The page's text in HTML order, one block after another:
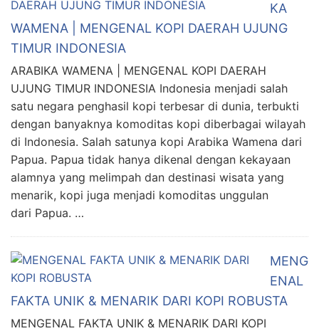
KA
WAMENA | MENGENAL KOPI DAERAH UJUNG
TIMUR INDONESIA
ARABIKA WAMENA | MENGENAL KOPI DAERAH
UJUNG TIMUR INDONESIA Indonesia menjadi salah
satu negara penghasil kopi terbesar di dunia, terbukti
dengan banyaknya komoditas kopi diberbagai wilayah
di Indonesia. Salah satunya kopi Arabika Wamena dari
Papua. Papua tidak hanya dikenal dengan kekayaan
alamnya yang melimpah dan destinasi wisata yang
menarik, kopi juga menjadi komoditas unggulan
dari Papua. …
MENG
ENAL
FAKTA UNIK & MENARIK DARI KOPI ROBUSTA
MENGENAL FAKTA UNIK & MENARIK DARI KOPI